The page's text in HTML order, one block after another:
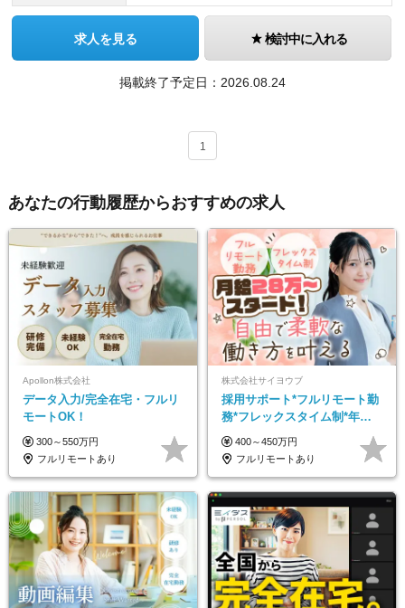
求人を見る 検討中に入れる
掲載終了予定日： 2026.08.24
1
あなたの行動履歴からおすすめの求人
Apollon株式会社
データ入力/完全在宅・フルリ
モートOK！
300～550万円
フルリモートあり
株式会社サイヨウブ
採用サポート*フルリモート勤
務*フレックスタイム制*年休
120日*土日祝休み*残業ほぼな
し*育児中社員8割以上
400～450万円
フルリモートあり